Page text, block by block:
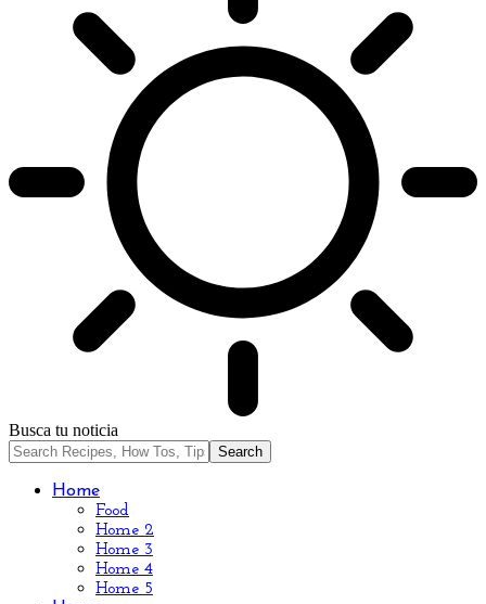
Busca tu noticia
Home
Food
Home 2
Home 3
Home 4
Home 5